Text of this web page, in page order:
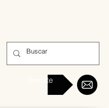
Sumate